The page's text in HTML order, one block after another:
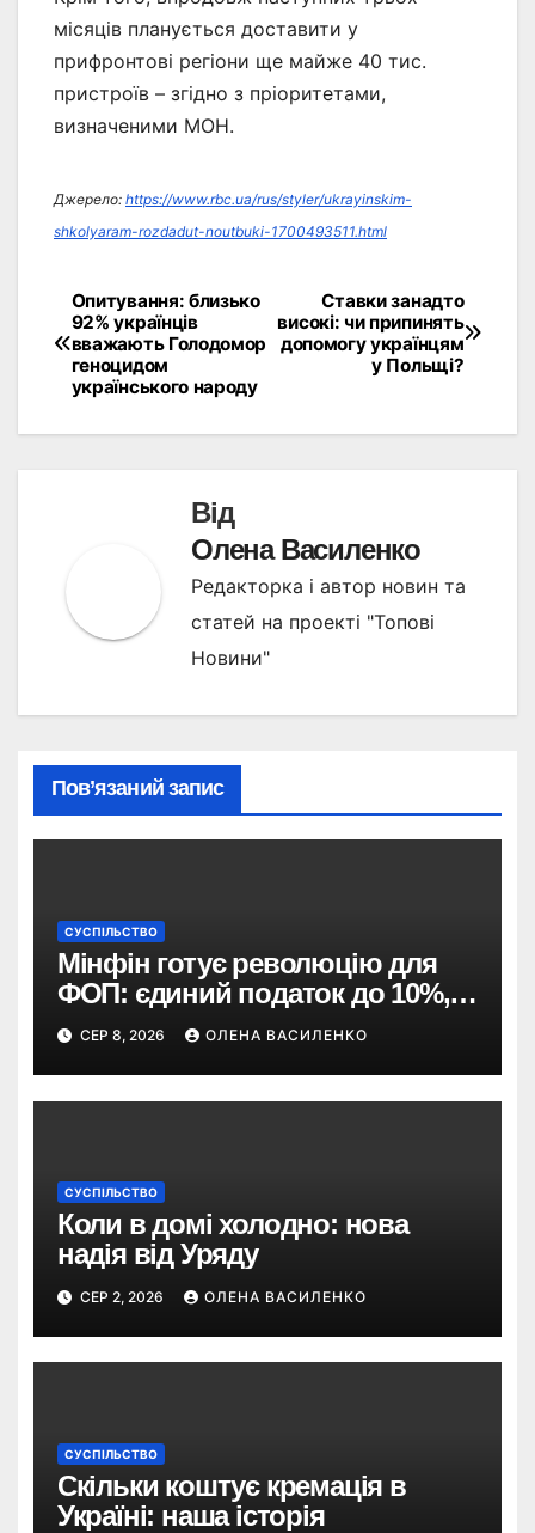
місяців планується доставити у
прифронтові регіони ще майже 40 тис.
пристроїв – згідно з пріоритетами,
визначеними МОН.
Джерело: https://www.rbc.ua/rus/styler/ukrayinskim-
shkolyaram-rozdadut-noutbuki-1700493511.html
Навігація
записів
Ставки занадто
високі: чи припинять
допомогу українцям
у Польщі?
Опитування: близько
92% українців
вважають Голодомор
геноцидом
українського народу
Від
Олена Василенко
Редакторка і автор новин та
статей на проекті "Топові
Новини"
Пов’язаний запис
СУСПІЛЬСТВО
Мінфін готує революцію для
ФОП: єдиний податок до 10%,
ПДВ з 2028 року та перегляд 2-ї
групи
СЕР 8, 2026 ОЛЕНА ВАСИЛЕНКО
СУСПІЛЬСТВО
Коли в домі холодно: нова
надія від Уряду
СЕР 2, 2026 ОЛЕНА ВАСИЛЕНКО
СУСПІЛЬСТВО
Скільки коштує кремація в
Україні: наша історія